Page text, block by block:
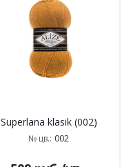
Superlana klasik (002)
№ цв.: 002